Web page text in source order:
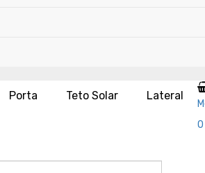
Porta Teto Solar Lateral
0